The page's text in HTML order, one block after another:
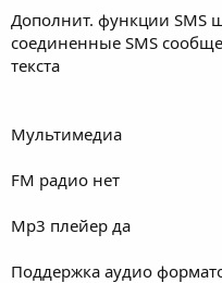
Дополнит. функции
соединенные SMS
текста
Мультимедиа
FM радио нет
Mp3 плейер да
Поддержка аудио